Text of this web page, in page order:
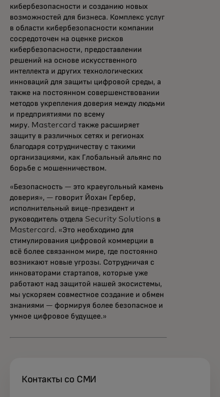
кибербезопасности и созданию новых
возможностей для бизнеса. Комплекс услуг
в области кибербезопасности компании
сосредоточен на оценке рисков
кибербезопасности, предоставлении
решений на основе искусственного
интеллекта и других технологических
инноваций для защиты цифровой среды, а
также на постоянном совершенствовании
методов укрепления доверия между людьми
и предприятиями по всему
миру. Mastercard также расширяет
защиту в различных сетях и регионах
благодаря сотрудничеству с такими
организациями, как Глобальный альянс по
борьбе с мошенничеством.
«Безопасность — это краеугольный камень
доверия», — говорит Йохан Гербер,
исполнительный вице-президент и
руководитель отдела Security Solutions в
Mastercard. «Это необходимо для
стимулирования цифровой коммерции в
всё более связанном мире, где постоянно
возникают новые угрозы. Сотрудничая с
инноваторами стартапов, которые уже
работают над защитой нашей экосистемы,
мы ускоряем совместное создание и обмен
знаниями — формируя более безопасное и
умное цифровое будущее.»
Контакты со СМИ